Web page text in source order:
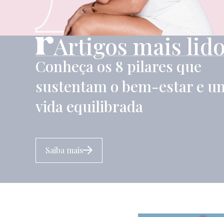
Artigos mais
Conheça os 8 pilares que
sustentam o bem-estar e
vida equilibrada
Saiba mais
-
m
a